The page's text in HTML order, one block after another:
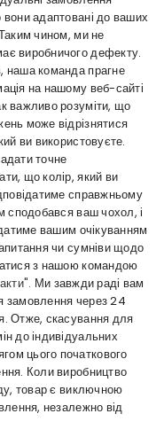
адаптовані до ваших
чином, ми не
виробничого дефекту.
наша команда прагне
на нашому веб-сайті
важливо розуміти, що
може відрізнятися
ви використовуєте.
точне
що колір, який ви
справжньому
ваш чохол, і
вашим очікуванням
чи сумніви щодо
з нашою командою
Ми завжди раді вам
замовлення через 24
Отже, скасування для
до індивідуальних
цього початкового
Коли виробництво
товар є виключною
незалежно від